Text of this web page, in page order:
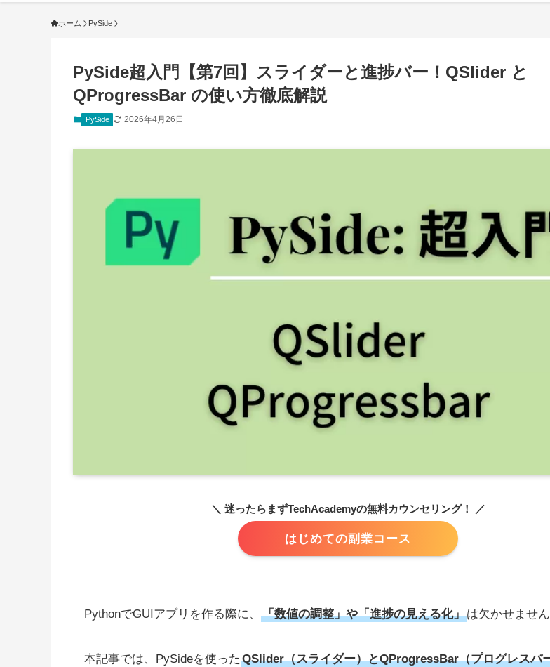
ホーム PySide
PySide超入門【第7回】スライダーと進捗バー！QSlider と
QProgressBar の使い方徹底解説
PySide 2026年4月26日
＼ 迷ったらまずTechAcademyの無料カウンセリング！ ／
はじめての副業コース
PythonでGUIアプリを作る際に、 「数値の調整」や「進捗の見える化」は欠かせません
本記事では、PySideを使った QSlider（スライダー）とQProgressBar（プログレスバ